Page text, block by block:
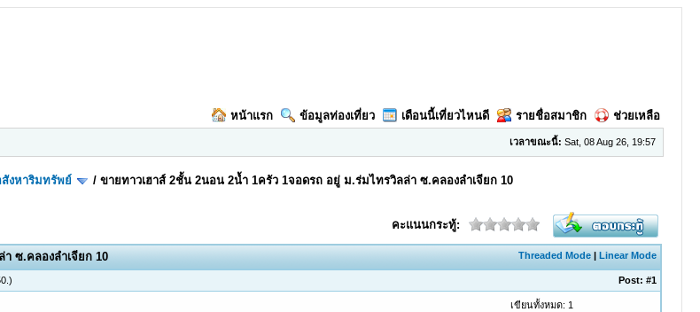
หน้าแรก ข้อมูลท่องเที่ยว เดือนนี้เที่ยวไหนดี รายชื่อสมาชิก ช่วยเหลือ
เวลาขณะนี้: Sat, 08 Aug 26, 19:57
สังหาริมทรัพย์ /ขายทาวเฮาส์ 2ชั้น 2นอน 2น้ำ 1ครัว 1จอดรถ อยู่ ม.ร่มไทรวิลล่า ซ.คลองลำเจียก 10
คะแนนกระทู้:
Threaded Mode |Linear Mode
ซ.คลองลำเจียก 10
.) Post:#1
เขียนทั้งหมด: 1